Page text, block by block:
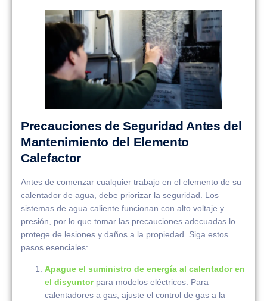
Precauciones de Seguridad Antes del
Mantenimiento del Elemento
Calefactor
Antes de comenzar cualquier trabajo en el elemento de su
calentador de agua, debe priorizar la seguridad. Los
sistemas de agua caliente funcionan con alto voltaje y
presión, por lo que tomar las precauciones adecuadas lo
protege de lesiones y daños a la propiedad. Siga estos
pasos esenciales:
Apague el suministro de energía al calentador en
el disyuntorpara modelos eléctricos. Para
calentadores a gas, ajuste el control de gas a la